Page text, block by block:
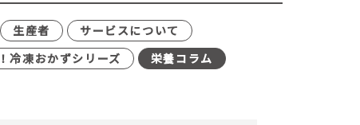
生産者
サービスについて
冷凍おかずシリーズ
栄養コラム